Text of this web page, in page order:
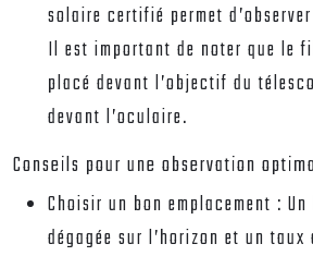
solaire certifié permet
Il est important de noter que le
placé devant l’objectif du
devant l’oculaire.
Conseils pour une observation
Choisir un bon emplacement :
dégagée sur l’horizon et un taux